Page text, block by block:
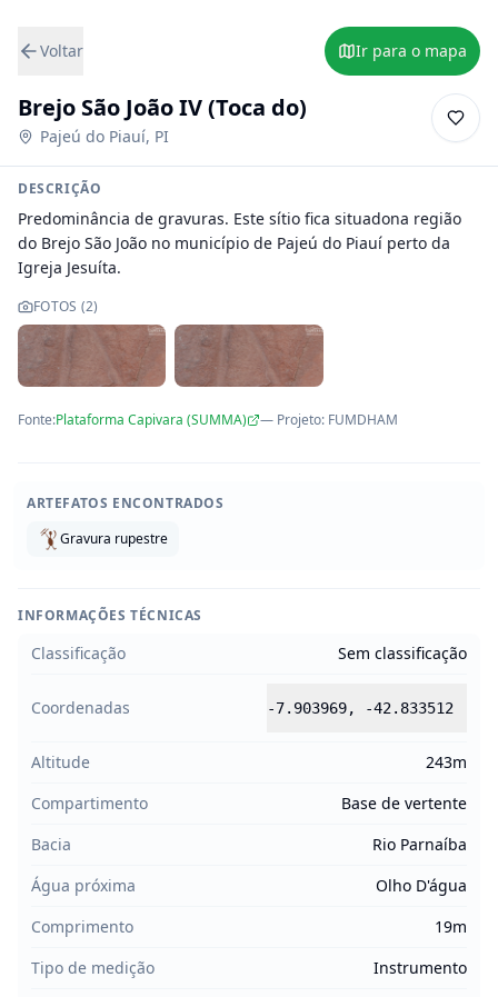
Voltar Ir para o mapa
Brejo São João IV (Toca do)
Pajeú do Piauí, PI
DESCRIÇÃO
Predominância de gravuras. Este sítio fica situadona região
do Brejo São João no município de Pajeú do Piauí perto da
Igreja Jesuíta.
FOTOS (2)
Fonte:Plataforma Capivara (SUMMA) — Projeto: FUMDHAM
ARTEFATOS ENCONTRADOS
Gravura rupestre
INFORMAÇÕES TÉCNICAS
Classificação Sem classificação
Coordenadas -7.903969, -42.833512
Altitude
243m
Compartimento
Base de vertente
Bacia
Rio Parnaíba
Água próxima
Olho D'água
Comprimento
19m
Tipo de medição
Instrumento